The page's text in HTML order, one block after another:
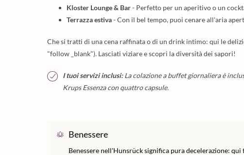
Kloster Lounge & Bar- Perfetto per un aperitivo o un
Terrazza estiva- Con il bel tempo, puoi cenare all'aria
Che si tratti di una cena raffinata o di un drink intimo: qui le
"follow _blank"). Lasciati viziare e scopri la diversità dei sapori!
I tuoi servizi inclusi:La colazione a buffet giornaliera è
Krups Essenza con quattro capsule.
Benessere
Benessere nell'Hunsrück significa pura decelerazione: